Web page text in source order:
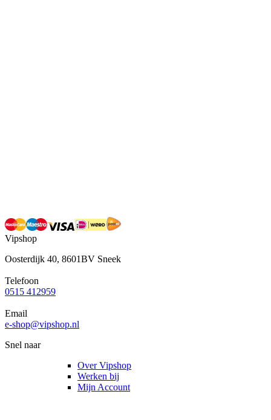
Vipshop
Oosterdijk 40, 8601BV Sneek
Telefoon
0515 412959
Email
e-shop@vipshop.nl
Snel naar
Over Vipshop
Werken bij
Mijn Account